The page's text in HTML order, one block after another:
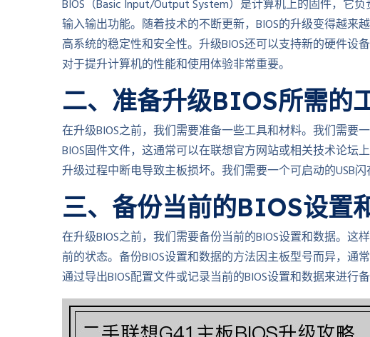
BIOS（Basic Input/Output System）是计算机上的固件，它
输入输出功能。随着技术的不断更新，BIOS的升级变得越来
高系统的稳定性和安全性。升级BIOS还可以支持新的硬件设
对于提升计算机的性能和使用体验非常重要。
二、准备升级BIOS所需的
在升级BIOS之前，我们需要准备一些工具和材料。我们需要
BIOS固件文件，这通常可以在联想官方网站或相关技术论坛
升级过程中断电导致主板损坏。我们需要一个可启动的USB闪
三、备份当前的BIOS设置
在升级BIOS之前，我们需要备份当前的BIOS设置和数据。
前的状态。备份BIOS设置和数据的方法因主板型号而异，通
通过导出BIOS配置文件或记录当前的BIOS设置和数据来进行备